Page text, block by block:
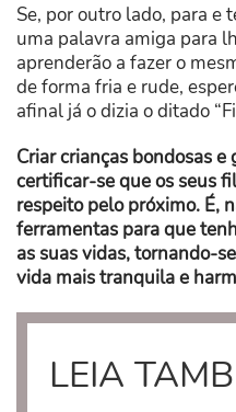
Se, por outro lado, para e
uma palavra amiga para
aprenderão a fazer o
de forma fria e rude,
afinal já o dizia o ditado
Criar crianças bondosas e
certificar-se que os seus
respeito pelo próximo. É,
ferramentas para que
as suas vidas, tornando-
vida mais tranquila e
LEIA